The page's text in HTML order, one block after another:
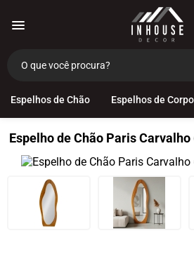
Espelhos de Chão Espelhos de Corpo
Espelho de Chão Paris